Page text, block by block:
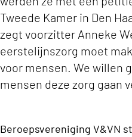
Tweede Kamer in Den
zegt voorzitter Anneke
eerstelijnszorg moet
voor mensen. We willen
mensen deze zorg gaan
Beroepsvereniging V&VN